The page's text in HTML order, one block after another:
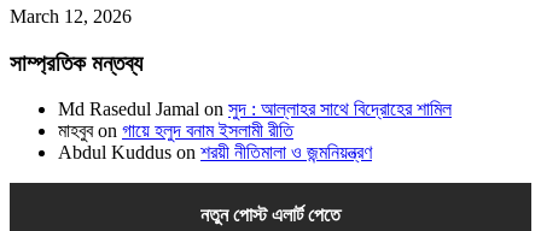
March 12, 2026
সাম্প্রতিক মন্তব্য
Md Rasedul Jamal on সুদ : আল্লাহর সাথে বিদ্রোহের শামিল
মাহবুবon গায়ে হলুদ বনাম ইসলামী রীতি
Abdul Kuddus on শরয়ী নীতিমালা ও জন্মনিয়ন্ত্রণ
নতুন পোস্ট এলার্ট পেতে